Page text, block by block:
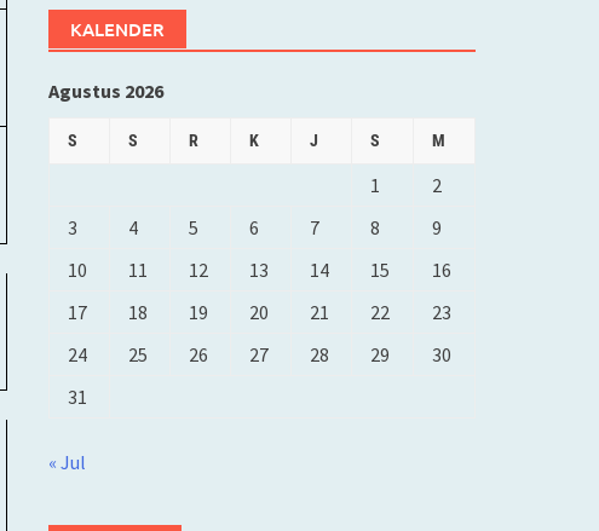
KALENDER
Agustus 2026
S S R K J S M
1
2
3
4 5 6 7 8
9
10
11 12 13 14 15
16
17
18 19 20 21 22
23
24
25 26 27 28 29
30
31
« Jul